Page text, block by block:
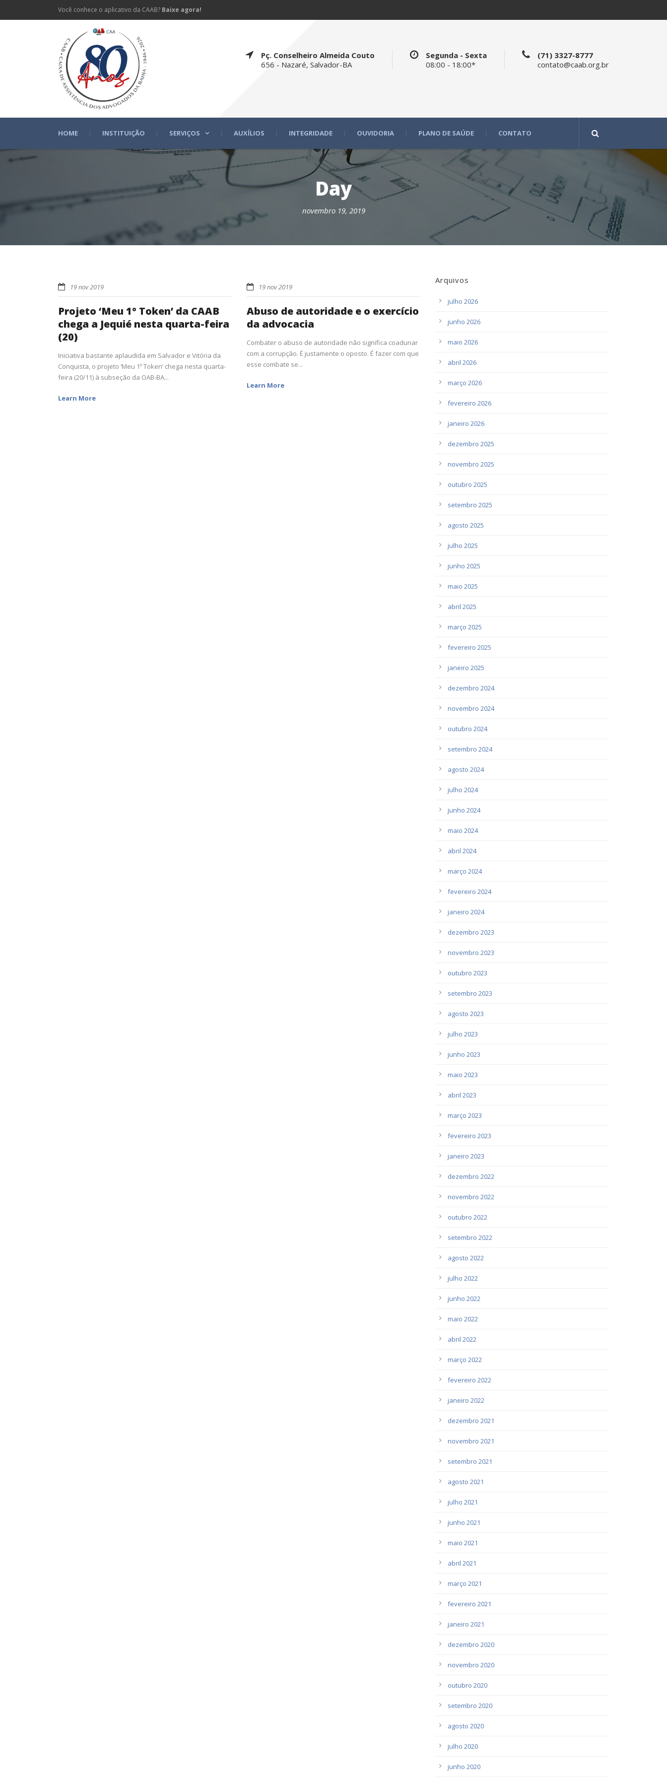
Você conhece o aplicativo da CAAB? Baixe agora!
Pç. Conselheiro Almeida Couto
656 - Nazaré, Salvador-BA
Segunda - Sexta
08:00 - 18:00*
(71) 3327-8777
contato@caab.org.br
HOME INSTITUIÇÃO SERVIÇOS AUXÍLIOS INTEGRIDADE OUVIDORIA PLANO DE SAÚDE CONTATO
Day
novembro 19, 2019
19 nov 2019
Projeto ‘Meu 1º Token’ da CAAB
chega a Jequié nesta quarta-feira
(20)
Iniciativa bastante aplaudida em Salvador e Vitória da
Conquista, o projeto ‘Meu 1º Token’ chega nesta quarta-
feira (20/11) à subseção da OAB-BA...
Learn More
19 nov 2019
Abuso de autoridade e o exercício
da advocacia
Combater o abuso de autoridade não significa coadunar
com a corrupção. É justamente o oposto. É fazer com que
esse combate se...
Learn More
Arquivos
julho 2026
junho 2026
maio 2026
abril 2026
março 2026
fevereiro 2026
janeiro 2026
dezembro 2025
novembro 2025
outubro 2025
setembro 2025
agosto 2025
julho 2025
junho 2025
maio 2025
abril 2025
março 2025
fevereiro 2025
janeiro 2025
dezembro 2024
novembro 2024
outubro 2024
setembro 2024
agosto 2024
julho 2024
junho 2024
maio 2024
abril 2024
março 2024
fevereiro 2024
janeiro 2024
dezembro 2023
novembro 2023
outubro 2023
setembro 2023
agosto 2023
julho 2023
junho 2023
maio 2023
abril 2023
março 2023
fevereiro 2023
janeiro 2023
dezembro 2022
novembro 2022
outubro 2022
setembro 2022
agosto 2022
julho 2022
junho 2022
maio 2022
abril 2022
março 2022
fevereiro 2022
janeiro 2022
dezembro 2021
novembro 2021
setembro 2021
agosto 2021
julho 2021
junho 2021
maio 2021
abril 2021
março 2021
fevereiro 2021
janeiro 2021
dezembro 2020
novembro 2020
outubro 2020
setembro 2020
agosto 2020
julho 2020
junho 2020